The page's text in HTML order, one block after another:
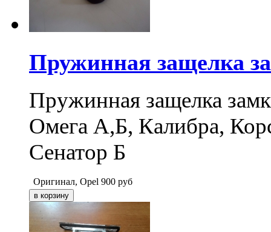
Пружинная защелка
Пружинная защелка
Омега А,Б, Калибра,
Сенатор Б
Оригинал, Opel 900 руб